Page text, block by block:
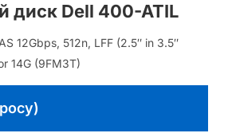
диск Dell 400-ATIL
12Gbps, 512n, LFF (2.5″ in 3.5″
14G (9FM3T)